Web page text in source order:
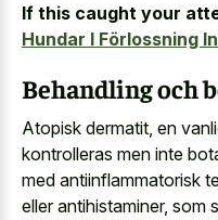
If this caught your
Hundar I Förlossning
Behandling och
Atopisk dermatit, en
kontrolleras men inte
med antiinflammatorisk
eller antihistaminer, som